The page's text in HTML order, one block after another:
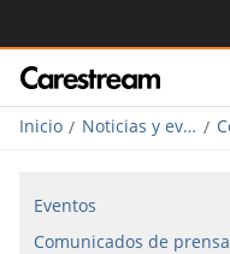
Empresas
Empresa
Inicio Noticias y eventos
Eventos
Comunicados de prensa